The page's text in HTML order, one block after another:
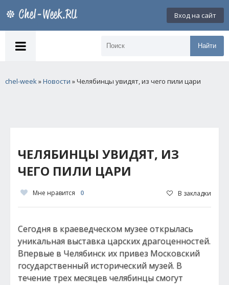
Вход на сайт
Найти
chel-week»Новости » Челябинцы увидят, из чего пили цари
ЧЕЛЯБИНЦЫ УВИДЯТ, ИЗ
ЧЕГО ПИЛИ ЦАРИ
Мне нравится 0 В закладки
Сегодня в краеведческом музее открылась
уникальная выставка царских драгоценностей.
Впервые в Челябинск их привез Московский
государственный исторический музей. В
течение трех месяцев челябинцы смогут